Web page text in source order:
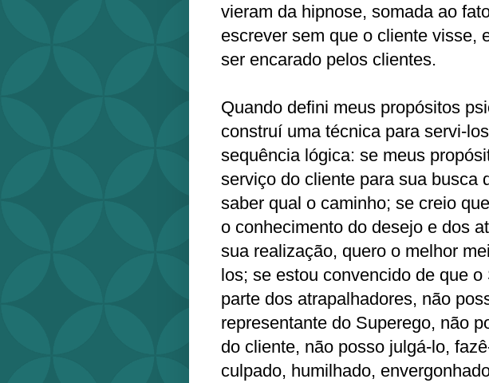
vieram da hipnose, somada ao
escrever sem que o cliente visse,
ser encarado pelos clientes.
Quando defini meus propósitos
construí uma técnica para servi-
sequência lógica: se meus
serviço do cliente para sua busca
saber qual o caminho; se creio
o conhecimento do desejo e dos
sua realização, quero o melhor
los; se estou convencido de que o
parte dos atrapalhadores, não
representante do Superego, não
do cliente, não posso julgá-lo,
culpado, humilhado,